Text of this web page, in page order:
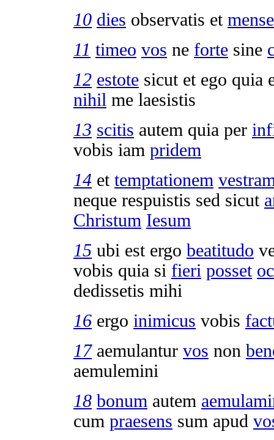
10 dies observatis et
11 timeo vos ne forte sine
12 estote sicut et ego quia
nihil me laesistis
13 scitis autem quia per
vobis iam pridem
14 et temptationem
neque respuistis sed sicut
Christum Iesum
15 ubi est ergo beatitudo
vobis quia si fieri posset
dedissetis mihi
16 ergo inimicus vobis
17 aemulantur vos non
aemulemini
18 bonum autem
cum praesens sum apud